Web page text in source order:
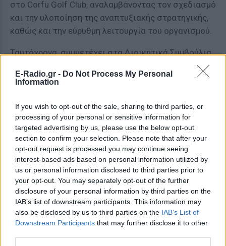
E-Radio.gr - Do Not Process My Personal
Information
If you wish to opt-out of the sale, sharing to third parties, or
processing of your personal or sensitive information for
targeted advertising by us, please use the below opt-out
section to confirm your selection. Please note that after your
opt-out request is processed you may continue seeing
interest-based ads based on personal information utilized by
us or personal information disclosed to third parties prior to
your opt-out. You may separately opt-out of the further
disclosure of your personal information by third parties on the
IAB’s list of downstream participants. This information may
also be disclosed by us to third parties on the IAB’s List of
Downstream Participants that may further disclose it to other
στο Corfu Golf Club, αναλαμβάνοντας τον σχεδιασμό
και την υλοποίηση της αναπτυξιακής στρατηγικής,
καθώς και την εύρυθμη λειτουργία του οργανισμού.
Ταυτόχρονα, συμμετέχει στα Διοικητικά Συμβούλια
των ξενοδοχειακών επιχειρήσεων της οικογένειάς
του, οι οποίες δραστηριοποιούνται σε Αθήνα,
Το ζευγάρι διατηρεί μια «αθόρυβη» σχέση μακριά
από τα φώτα της δημοσιότητας.
Είμαι πολύ της σχέσης, μου αρέσει. Ήμουν μόνη μου 2-
3 χρόνια με περιπετειούλες και όταν γνώρισα έναν
άνθρωπο από τη φοβία μου επειδή περνούσα τέλεια
μόνη μου, δεν ήθελα. Του είπα ότι δεν ήμουν σε φάση,
μου είπε το ίδιο και τελικά κάναμε μια μεγάλη σχέση.
Είμαι ερωτευμένη αυτή την περίοδο», είχε δηλώσει η
Κλέλια Ανδριολάτου καλεσμένη στη διαδικτυακή
εκπομπή της Μαρίας Σολωμού.